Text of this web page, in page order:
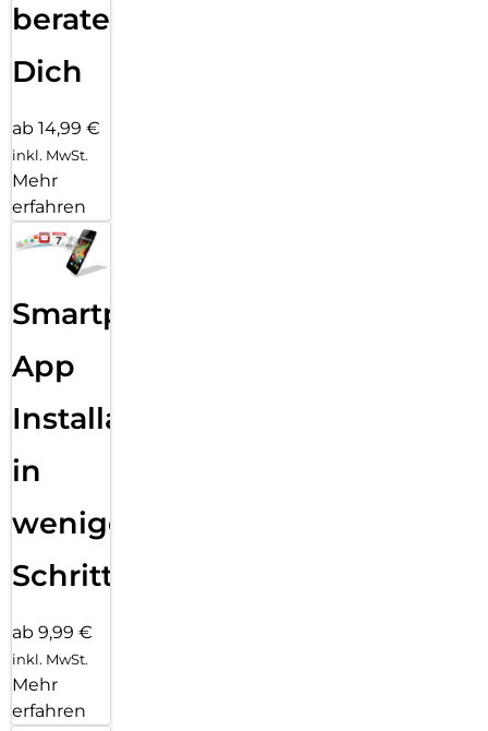
beraten
Dich
ab 14,99 €
inkl. MwSt.
Mehr
erfahren
Smartphone
App
Installation
in
wenigen
Schritten
ab 9,99 €
inkl. MwSt.
Mehr
erfahren